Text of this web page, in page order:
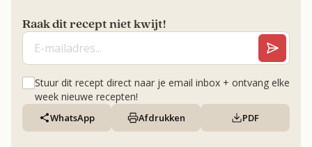
Raak dit recept niet kwijt!
Stuur dit recept direct naar je email inbox + ontvang elke
week nieuwe recepten!
WhatsApp Afdrukken PDF